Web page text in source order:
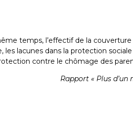
temps, l’effectif de la
lacunes dans la protection
contre le chômage des
Rapport « Plus